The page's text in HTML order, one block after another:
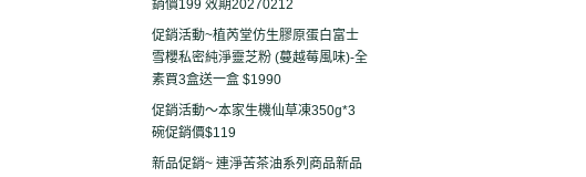
銷價199 效期20270212
促銷活動~植芮堂仿生膠原蛋白富士
雪櫻私密純淨靈芝粉 (蔓越莓風味)-全
素買3盒送一盒 $1990
促銷活動～本家生機仙草凍350g*3
碗促銷價$119
新品促銷~ 連淨苦茶油系列商品新品